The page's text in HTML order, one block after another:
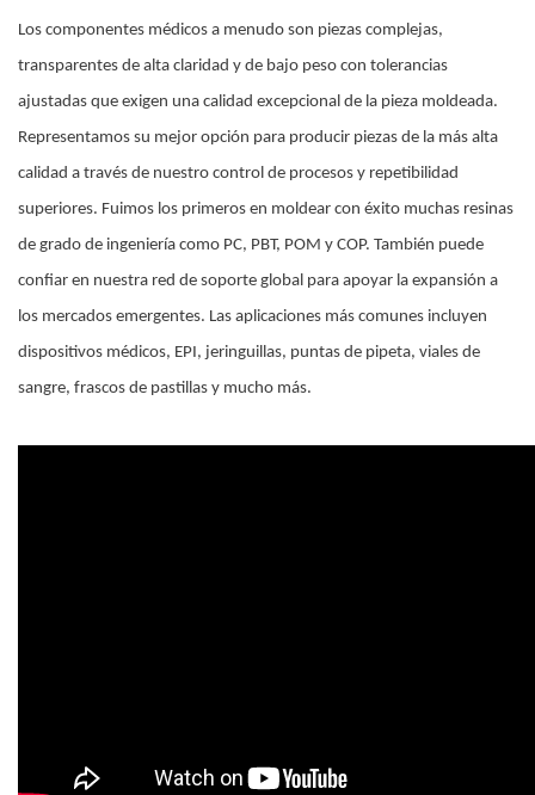
Los componentes médicos a menudo son piezas complejas,
transparentes de alta claridad y de bajo peso con tolerancias
ajustadas que exigen una calidad excepcional de la pieza moldeada.
Representamos su mejor opción para producir piezas de la más alta
calidad a través de nuestro control de procesos y repetibilidad
superiores. Fuimos los primeros en moldear con éxito muchas resinas
de grado de ingeniería como PC, PBT, POM y COP. También puede
confiar en nuestra red de soporte global para apoyar la expansión a
los mercados emergentes. Las aplicaciones más comunes incluyen
dispositivos médicos, EPI, jeringuillas, puntas de pipeta, viales de
sangre, frascos de pastillas y mucho más.